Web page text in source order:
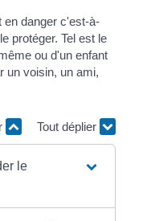
en danger c'est-à-
protéger. Tel est le
ou d'un enfant
un voisin, un ami,
Tout déplier
le